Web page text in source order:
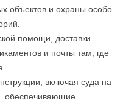
объектов и охраны особо
помощи, доставки
и почты там, где
включая суда на
обеспечивающие